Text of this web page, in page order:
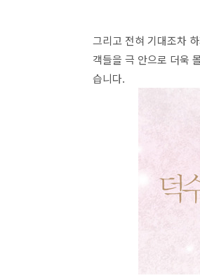
그리고 전혀 기대조차
객들을 극 안으로 더욱
습니다.